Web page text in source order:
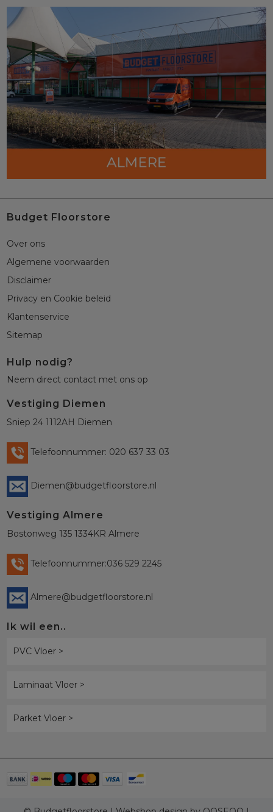
Budget Floorstore
Over ons
Algemene voorwaarden
Disclaimer
Privacy en Cookie beleid
Klantenservice
Sitemap
Hulp nodig?
Neem direct contact met ons op
Vestiging Diemen
Sniep 24 1112AH Diemen
Telefoonnummer: 020 637 33 03
Diemen@budgetfloorstore.nl
Vestiging Almere
Bostonweg 135 1334KR Almere
Telefoonnummer:036 529 2245
Almere@budgetfloorstore.nl
Ik wil een..
PVC Vloer >
Laminaat Vloer >
Parket Vloer >